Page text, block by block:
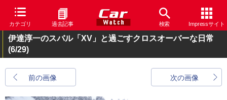
カテゴリ 過去記事 検索 Impressサイト
伊達淳一のスバル「XV」と過ごすクロスオーバーな日常
(6/29)
前の画像 次の画像